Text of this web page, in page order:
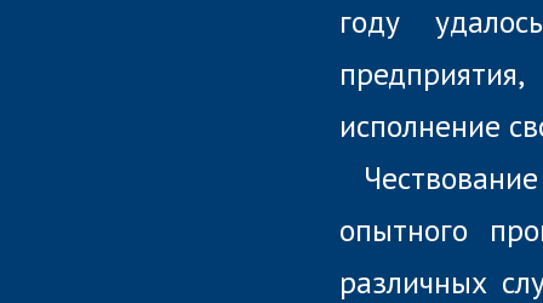
году
исполнение
опытного
различных